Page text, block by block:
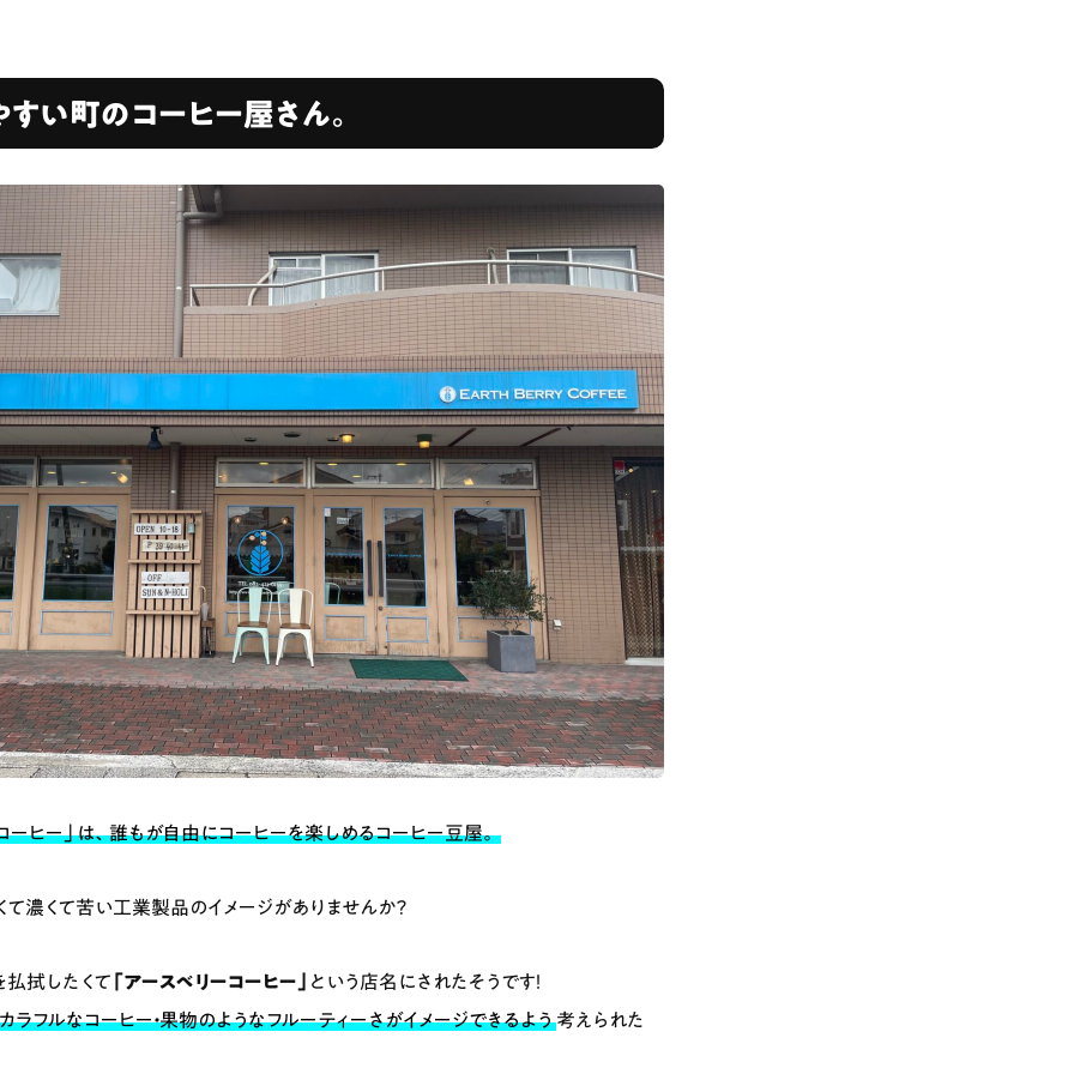
すい町のコーヒー屋さん。
ーヒー」は、誰もが自由にコーヒーを楽しめるコーヒー豆屋。
て濃くて苦い工業製品のイメージがありませんか？
払拭したくて 「アースベリーコーヒー」
という店名にされたそうです！
ラフルなコーヒー・果物のようなフルーティーさがイメージできるよう 考えられた